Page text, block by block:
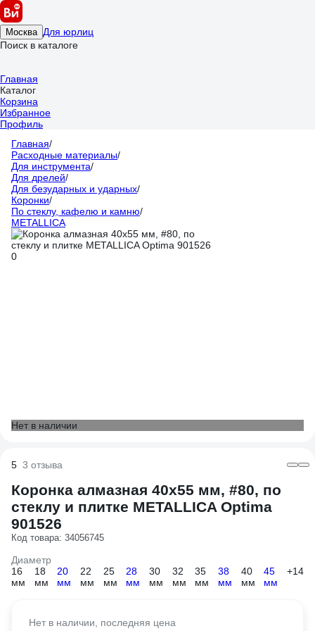
Москва Для юрлиц
Поиск в каталоге
Главная
Каталог
Корзина
Избранное
Профиль
Главная/
Расходные материалы/
Для инструмента/
Для дрелей/
Для безударных и ударных/
Коронки/
По стеклу, кафелю и камню/
METALLICA
Нет в наличии
5 3 отзыва
Коронка алмазная 40x55 мм, #80, по
стеклу и плитке METALLICA Optima
901526
Код товара: 34056745
Диаметр
16
мм
18
мм
20
мм
22
мм
25
мм
28
мм
30
мм
32
мм
35
мм
38
мм
40
мм
45
мм
+14
Нет в наличии, последняя цена